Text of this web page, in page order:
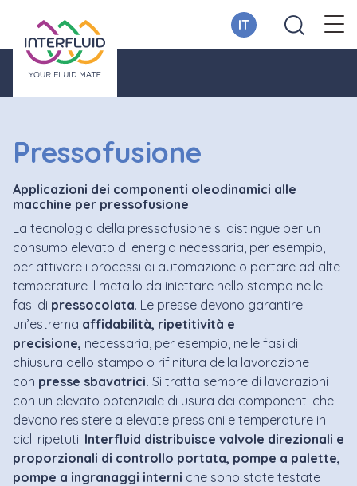
IT
Pressofusione
Applicazioni dei componenti oleodinamici alle
macchine per pressofusione
La tecnologia della pressofusione si distingue per un
consumo elevato di energia necessaria, per esempio,
per attivare i processi di automazione o portare ad alte
temperature il metallo da iniettare nello stampo nelle
fasi di pressocolata. Le presse devono garantire
un’estrema affidabilità, ripetitività e
precisione, necessaria, per esempio, nelle fasi di
chiusura dello stampo o rifinitura della lavorazione
con presse sbavatrici. Si tratta sempre di lavorazioni
con un elevato potenziale di usura dei componenti che
devono resistere a elevate pressioni e temperature in
cicli ripetuti. Interfluid distribuisce valvole direzionali e
proporzionali di controllo portata, pompe a palette,
pompe a ingranaggi interni che sono state testate